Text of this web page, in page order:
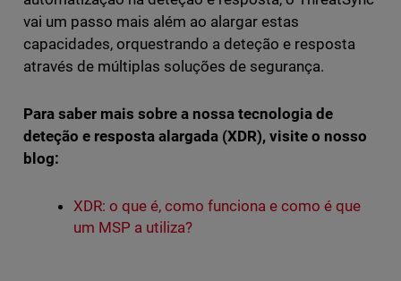
vai um passo mais além ao alargar estas
capacidades, orquestrando a deteção e resposta
através de múltiplas soluções de segurança.
Para saber mais sobre a nossa tecnologia de
deteção e resposta alargada (XDR), visite o nosso
blog:
XDR: o que é, como funciona e como é que
um MSP a utiliza?